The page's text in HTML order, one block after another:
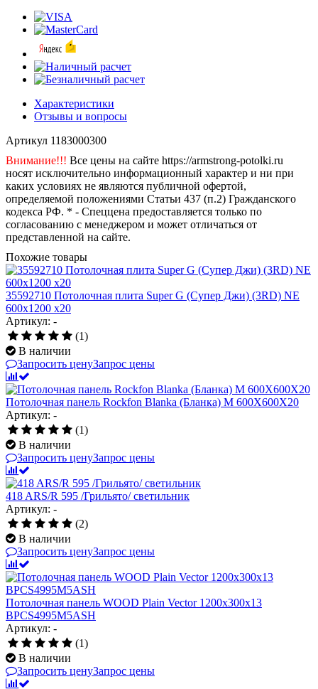
Характеристики
Отзывы и вопросы
Артикул 1183000300
Внимание!!! Все цены на сайте https://armstrong-potolki.ru
носят исключительно информационный характер и ни при
каких условиях не являются публичной офертой,
определяемой положениями Статьи 437 (п.2) Гражданского
кодекса РФ. * - Спеццена предоставляется только по
согласованию с менеджером и может отличаться от
представленной на сайте.
Похожие товары
35592710 Потолочная плита Super G (Супер Джи) (3RD) NE
600x1200 x20
Артикул: -
(1)
В наличии
Запросить ценуЗапрос цены
Потолочная панель Rockfon Blanka (Бланка) M 600X600X20
Артикул: -
(1)
В наличии
Запросить ценуЗапрос цены
418 ARS/R 595 /Грильято/ светильник
Артикул: -
(2)
В наличии
Запросить ценуЗапрос цены
Потолочная панель WOOD Plain Vector 1200x300x13
BPCS4995M5ASH
Артикул: -
(1)
В наличии
Запросить ценуЗапрос цены